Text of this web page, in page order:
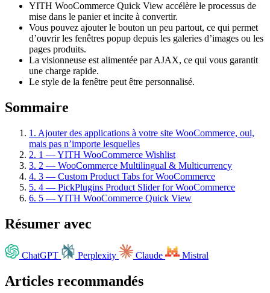
YITH WooCommerce Quick View accélère le processus de
mise dans le panier et incite à convertir.
Vous pouvez ajouter le bouton un peu partout, ce qui permet
d’ouvrir les fenêtres popup depuis les galeries d’images ou les
pages produits.
La visionneuse est alimentée par AJAX, ce qui vous garantit
une charge rapide.
Le style de la fenêtre peut être personnalisé.
Sommaire
1. Ajouter des applications à votre site WooCommerce, oui,
mais pas n’importe lesquelles
2. 1 — YITH WooCommerce Wishlist
3. 2 — WooCommerce Multilingual & Multicurrency
4. 3 — Custom Product Tabs for WooCommerce
5. 4 — PickPlugins Product Slider for WooCommerce
6. 5 — YITH WooCommerce Quick View
Résumer avec
ChatGPT Perplexity Claude Mistral
Articles recommandés